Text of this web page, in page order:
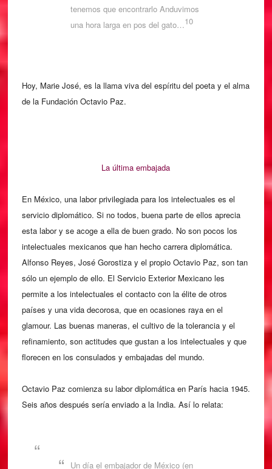
tenemos que encontrarlo Anduvimos
una hora larga en pos del gato…10
Hoy, Marie José, es la llama viva del espíritu del poeta y el alma
de la Fundación Octavio Paz.
La última embajada
En México, una labor privilegiada para los intelectuales es el
servicio diplomático. Si no todos, buena parte de ellos aprecia
esta labor y se acoge a ella de buen grado. No son pocos los
intelectuales mexicanos que han hecho carrera diplomática.
Alfonso Reyes, José Gorostiza y el propio Octavio Paz, son tan
sólo un ejemplo de ello. El Servicio Exterior Mexicano les
permite a los intelectuales el contacto con la élite de otros
países y una vida decorosa, que en ocasiones raya en el
glamour. Las buenas maneras, el cultivo de la tolerancia y el
refinamiento, son actitudes que gustan a los intelectuales y que
florecen en los consulados y embajadas del mundo.
Octavio Paz comienza su labor diplomática en París hacia 1945.
Seis años después sería enviado a la India. Así lo relata:
Un día el embajador de México (en